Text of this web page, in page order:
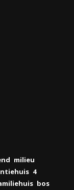
milieu
4
bos